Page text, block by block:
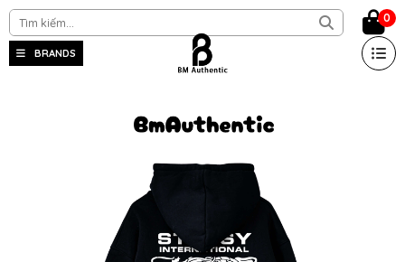
BRANDS
0